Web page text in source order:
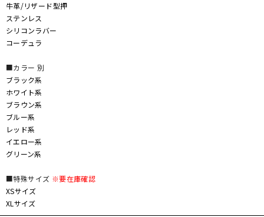
牛革/リザード型押
ステンレス
シリコンラバー
コーデュラ
■カラー 別
ブラック系
ホワイト系
ブラウン系
ブルー系
レッド系
イエロー系
グリーン系
■特殊サイズ ※要在庫確認
XSサイズ
XLサイズ